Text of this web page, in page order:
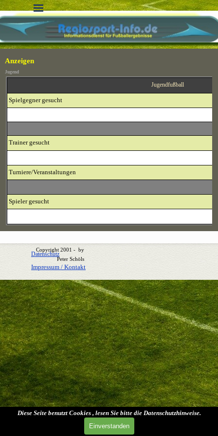
Direkt zum Seiteninhalt
Menü überspringen
Anzeigen
Jugend
Jugendfußball
Spielgegner gesucht
Trainergesucht
Turniere/Veranstaltungen
Spieler gesucht
Datenschutz
Impressum / Kontakt
Copyright 2001 - by
Peter Schöls
Zurück zum Seiteninhalt
Diese Seite benutzt Cookies , lesen Sie bitte die Datenschutzhinweise.
Einverstanden